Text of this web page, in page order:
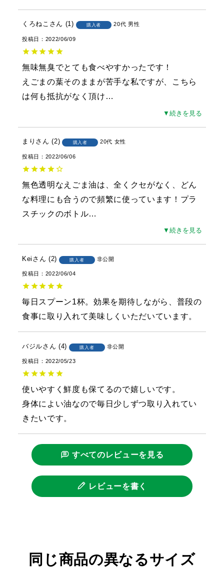
くろねこ 1 購入者 20代 男性
投稿日 2022/06/09
無味無臭でとても食べやすかったです！
えごまの葉そのままが苦手な私ですが、こちら
は何も抵抗がなく頂け …
▼続きを見る
まり 2 購入者 20代 女性
投稿日 2022/06/06
無色透明なえごま油は、全くクセがなく、どん
な料理にも合うので頻繁に使っています！プラ
スチックのボトル
▼続きを見る
Kei 2 購入者 非公開
投稿日 2022/06/04
毎日スプーン1杯。効果を期待しながら、普段の
食事に取り入れて美味しくいただいています。
バジル 4 購入者 非公開
投稿日 2022/05/23
使いやすく鮮度も保てるので嬉しいです。
身体によい油なので毎日少しずつ取り入れてい
きたいです。
すべてのレビューを見る
レビューを書く
同じ商品の異なるサイズ